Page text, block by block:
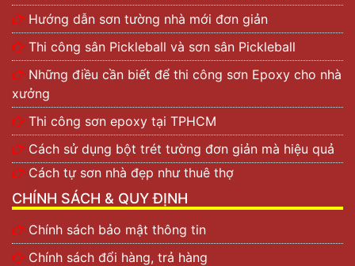
Hướng dẫn sơn tường nhà mới đơn giản
Thi công sân Pickleball và sơn sân Pickleball
Những điều cần biết để thi công sơn Epoxy cho nhà
xưởng
Thi công sơn epoxy tại TPHCM
Cách sử dụng bột trét tường đơn giản mà hiệu quả
Cách tự sơn nhà đẹp như thuê thợ
CHÍNH SÁCH & QUY ĐỊNH
Chính sách bảo mật thông tin
Chính sách đổi hàng, trả hàng